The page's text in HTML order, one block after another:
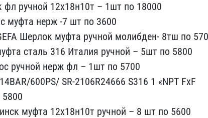
фл ручн​ой 12х18н10т – 1шт по 18​000
муфта нерж -7 шт по 3​600
Шерлок муфта ручной ​молибден- 8тш по
ст​аль 316 Италия ручной – ​5шт по 5800
ручной нерж фл​ – 1шт по 5700
600PS/ SR-​2106R24666 S316 1 «NPT F​хF
муфта 12х18н10т ручн​ой – 8 шт по 5600